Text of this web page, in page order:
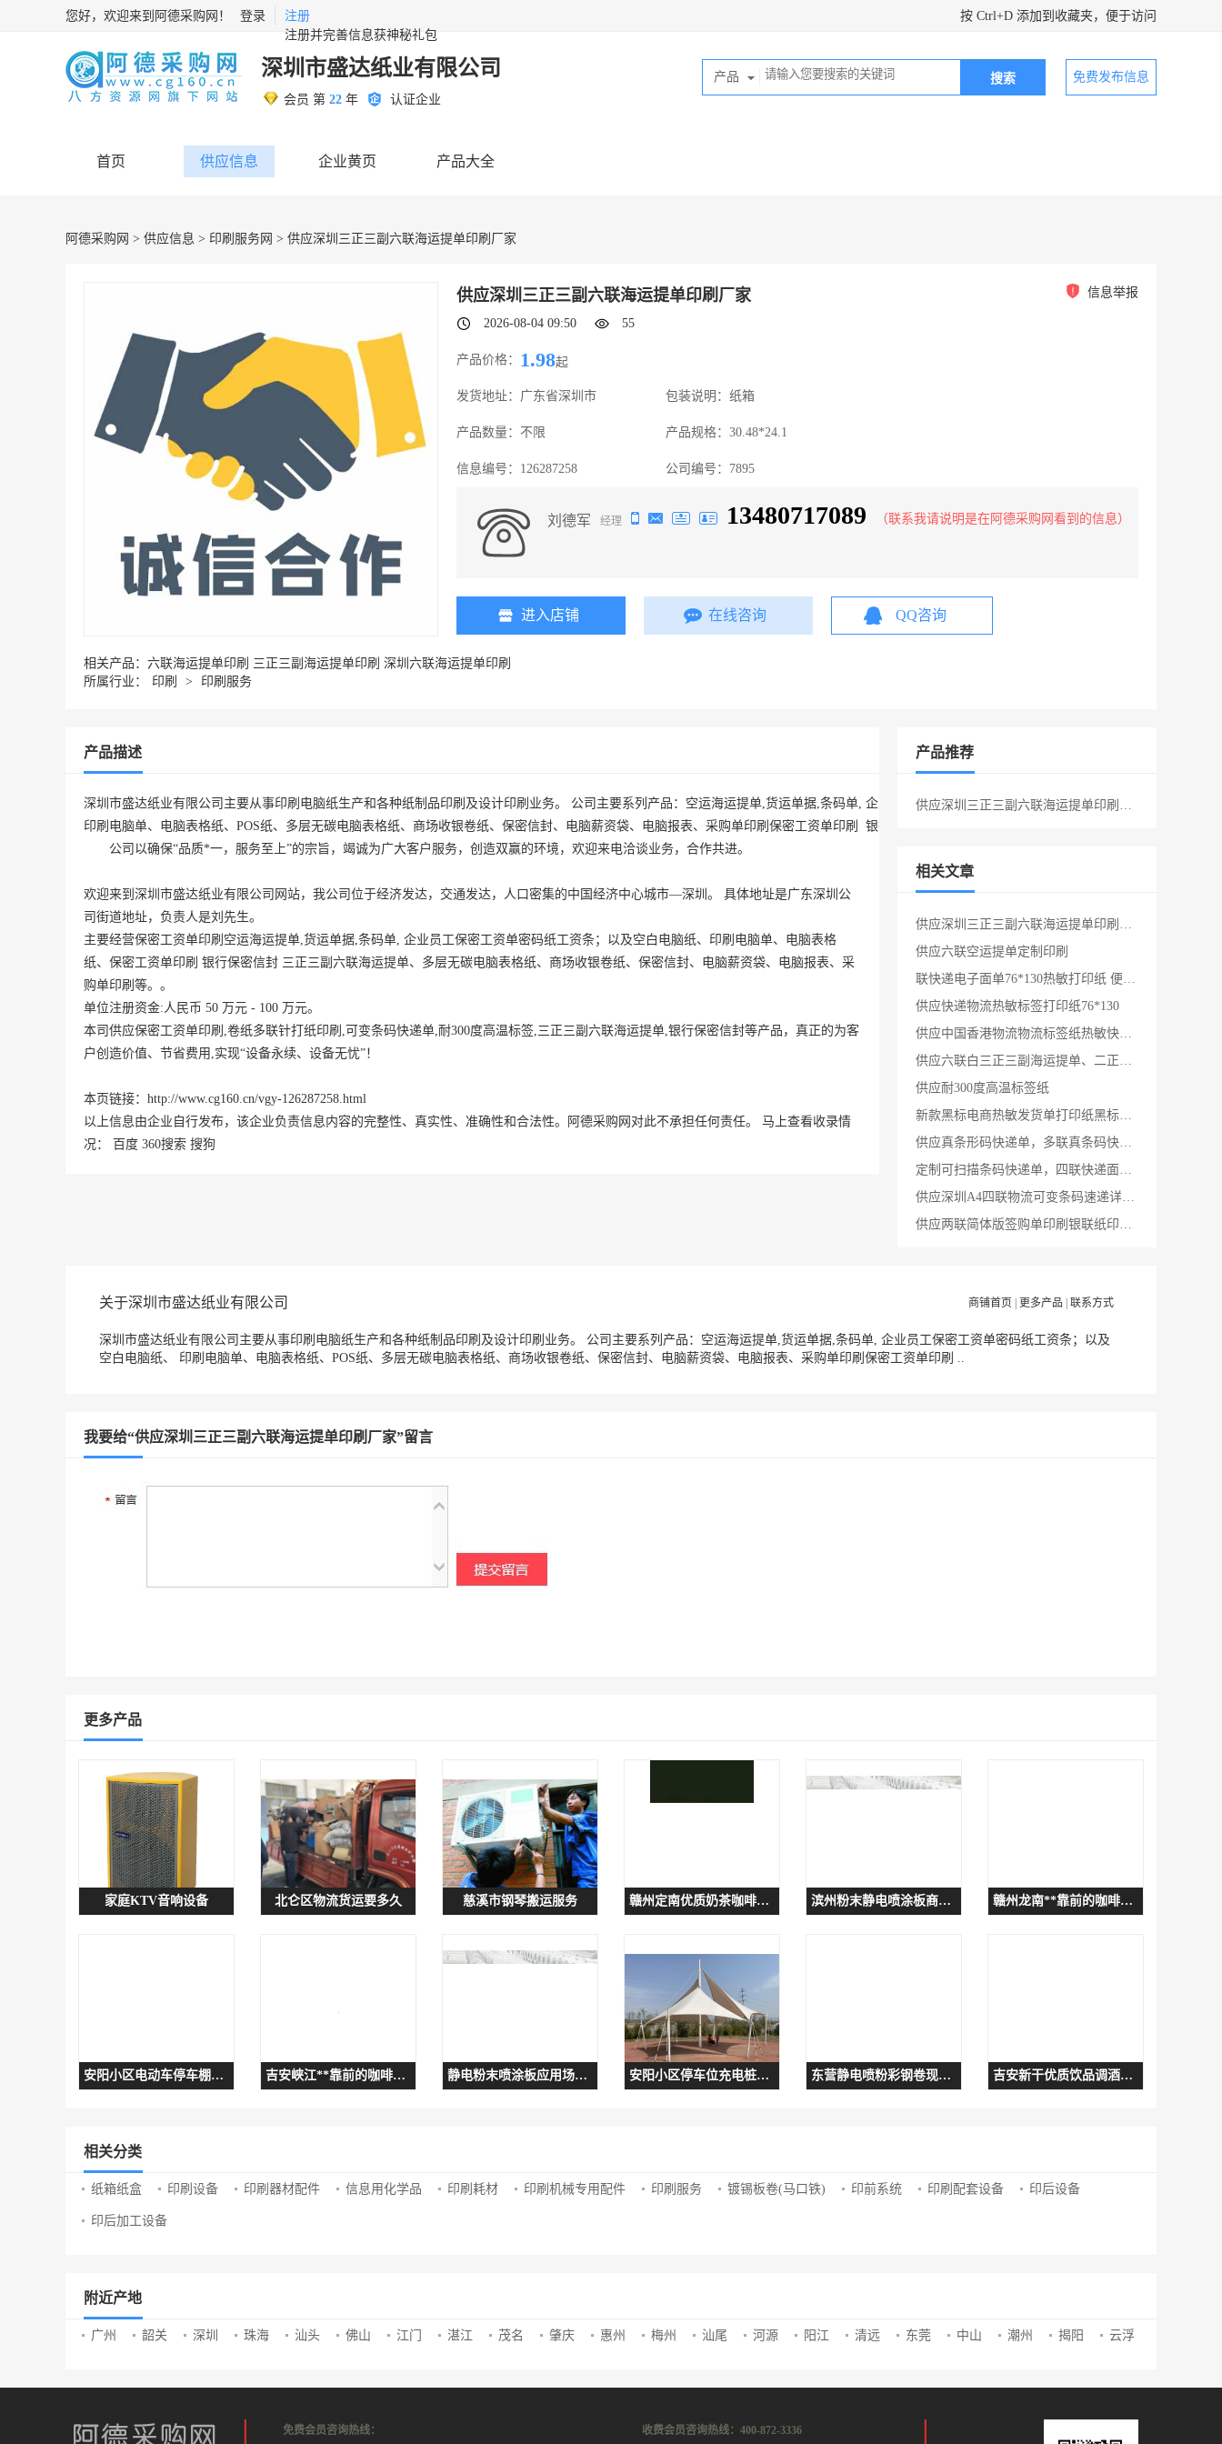
您好，欢迎来到阿德采购网！ 登录
注册
注册并完善信息获神秘礼包
按 Ctrl+D 添加到收藏夹，便于访问
深圳市盛达纸业有限公司
会员 第 22 年 认证企业
产品 免费发布信息
首页 供应信息 企业黄页 产品大全
阿德采购网 > 供应信息 > 印刷服务网 > 供应‌深圳三正三副六联海运提单印刷厂家
供应‌深圳三正三副六联海运提单印刷厂家
2026-08-04 09:50 55
产品价格： 1.98起
发货地址： 广东省深圳市 包装说明： 纸箱
产品数量： 不限 产品规格： 30.48*24.1
信息编号： 126287258 公司编号： 7895
刘德军 经理 13480717089 （联系我请说明是在阿德采购网看到的信息）
进入店铺 在线咨询 QQ咨询
信息举报
相关产品： 六联海运提单印刷 三正三副海运提单印刷 深圳六联海运提单印刷
所属行业：
印刷 > 印刷服务
产品描述
深圳市盛达纸业有限公司主要从事印刷电脑纸生产和各种纸制品印刷及设计印刷业务。 公司主要系列产品：空运海运提单,货运单据,条码单, 企业员工保密工资单密码纸工资条；以及空白电脑纸、
印刷电脑单、电脑表格纸、POS纸、多层无碳电脑表格纸、商场收银卷纸、保密信封、电脑薪资袋、电脑报表、采购单印刷保密工资单印刷  银行保密信封  三正三副六联海运提单等。
欢迎来到深圳市盛达纸业有限公司网站，我公司位于经济发达，交通发达，人口密集的中国经济中心城市—深圳。 具体地址是广东深圳 公
司街道地址，负责人是刘先生。
主要经营保密工资单印刷空运海运提单,货运单据,条码单, 企业员工保密工资单密码纸工资条；以及空白电脑纸、印刷电脑单、电脑表格
纸、保密工资单印刷 银行保密信封 三正三副六联海运提单、多层无碳电脑表格纸、商场收银卷纸、保密信封、电脑薪资袋、电脑报表、采
购单印刷等。。
单位注册资金:人民币 50 万元 - 100 万元。
本司供应保密工资单印刷,卷纸多联针打纸印刷,可变条码快递单,耐300度高温标签,三正三副六联海运提单,银行保密信封等产品，真正的为客
户创造价值、节省费用,实现“设备永续、设备无忧”！
本页链接： http://www.cg160.cn/vgy-126287258.html
以上信息由企业自行发布，该企业负责信息内容的完整性、真实性、准确性和合法性。阿德采购网对此不承担任何责任。
马上查看收录情
况：
百度 360搜索 搜狗
产品推荐
供应‌深圳三正三副六联海运提单印刷厂家
相关文章
供应‌深圳三正三副六联海运提单印刷厂家
供应六联空运提单定制印刷
联快递电子面单76*130热敏打印纸 便携式电子面单热敏纸
供应快递物流热敏标签打印纸76*130
供应中国香港物流物流标签纸热敏快递面单纸
供应六联白三正三副海运提单、二正二副四联白空运提单印刷
供应耐300度高温标签纸
新款黑标电商热敏发货单打印纸黑标定位购货清单淘宝出库单热敏纸发货单淘宝定制发货单
供应真条形码快递单，多联真条码快递单，真条码航空快递单，速递公司条码快运运单
定制可扫描条码快递单，四联快递面单，快递回单袋印刷
供应深圳A4四联物流可变条码速递详情单印刷
供应两联简体版签购单印刷银联纸印刷／银联纸签购单印刷
关于深圳市盛达纸业有限公司 商铺首页 更多产品 联系方式
深圳市盛达纸业有限公司主要从事印刷电脑纸生产和各种纸制品印刷及设计印刷业务。 公司主要系列产品：空运海运提单,货运单据,条码单, 企业员工保密工资单密码纸工资条；以及
空白电脑纸、 印刷电脑单、电脑表格纸、POS纸、多层无碳电脑表格纸、商场收银卷纸、保密信封、电脑薪资袋、电脑报表、采购单印刷保密工资单印刷 ..
我要给“供应‌深圳三正三副六联海运提单印刷厂家”留言
更多产品
家庭KTV音响设备 北仑区物流货运要多久 慈溪市钢琴搬运服务 赣州定南优质奶茶咖啡培训学校推荐与选择指南 滨州粉末静电喷涂板商家怎么选 赣州龙南**靠前的咖啡奶茶培训学校推荐学饮品的建议看看
安阳小区电动车停车棚定制加工 吉安峡江**靠前的咖啡奶茶培训学校推荐学饮品的建议看看 静电粉末喷涂板应用场景有哪些 安阳小区停车位充电桩棚供应 东营静电喷粉彩钢卷现货供应 吉安新干优质饮品调酒培训学校推荐与选择指南
相关分类
纸箱纸盒 印刷设备 印刷器材配件 信息用化学品 印刷耗材 印刷机械专用配件 印刷服务 镀锡板卷(马口铁) 印前系统 印刷配套设备 印后设备
印后加工设备
附近产地
广州 韶关 深圳 珠海 汕头 佛山 江门 湛江 茂名 肇庆 惠州 梅州 汕尾 河源 阳江 清远 东莞 中山 潮州 揭阳 云浮
免费会员咨询热线： 收费会员咨询热线：400-872-3336